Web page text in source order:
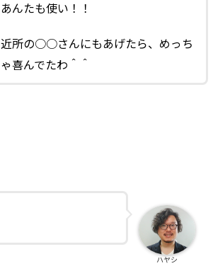
あんたも使い！！
近所の○○さんにもあげたら、めっち
ゃ喜んでたわ＾＾
ハヤシ